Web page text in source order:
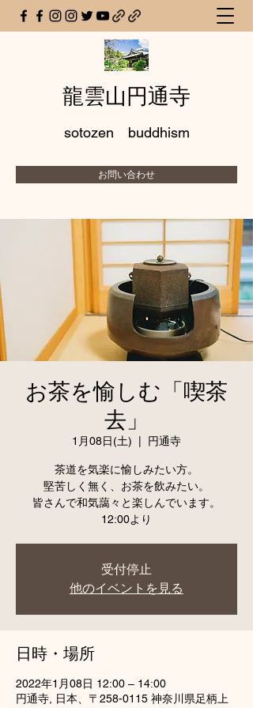
龍雲山円通寺
sotozen buddhism
お問い合わせ
お茶を愉しむ「喫茶
去」
1月08日(土) 円通寺
茶道を気楽に愉しみたい方。
堅苦しく無く、お茶を飲みたい。
皆さんで和気藹々と楽しんでいます。
12:00より
受付停止
他のイベントを見る
日時・場所
2022年1月08日 12:00 – 14:00
円通寺, 日本、〒258-0115 神奈川県足柄上